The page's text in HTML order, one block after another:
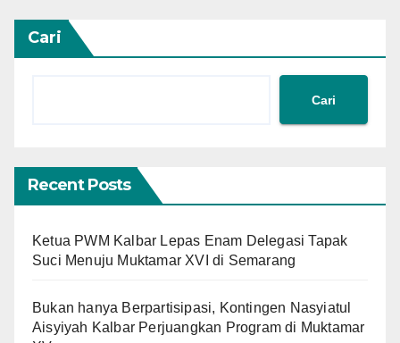
Cari
Cari
Recent Posts
Ketua PWM Kalbar Lepas Enam Delegasi Tapak
Suci Menuju Muktamar XVI di Semarang
Bukan hanya Berpartisipasi, Kontingen Nasyiatul
Aisyiyah Kalbar Perjuangkan Program di Muktamar